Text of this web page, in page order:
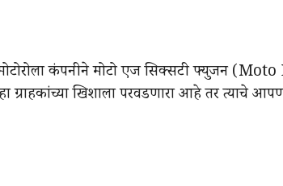
मोटोरोला कंपनीने मोटो एज सिक्सटी फ्युजन
खिशाला परवडणारा आहे तर त्याचे